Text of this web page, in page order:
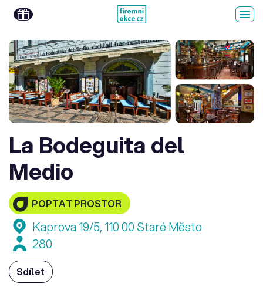
La Bodeguita del
Medio
POPTAT PROSTOR
Kaprova 19/5, 110 00 Staré Město
280
Sdílet